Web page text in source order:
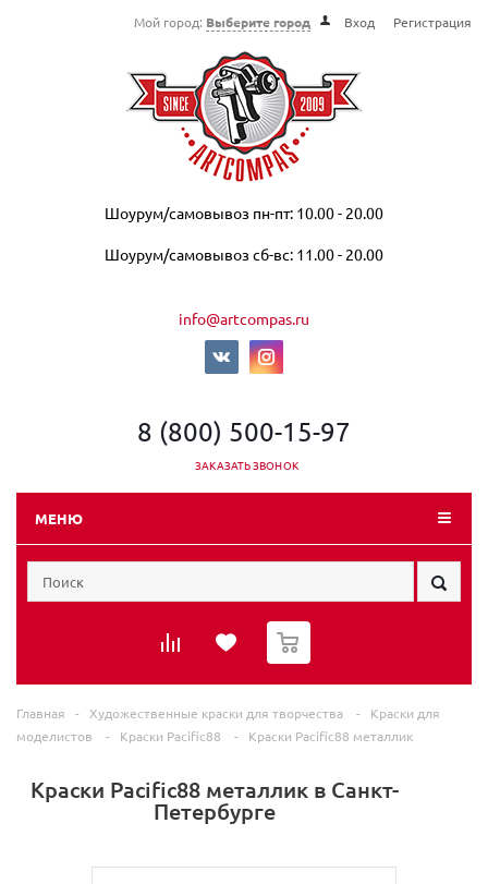
Мой город: Выберите город Вход Регистрация
Шоурум/самовывоз пн-пт: 10.00 - 20.00
Шоурум/самовывоз сб-вс: 11.00 - 20.00
info@artcompas.ru
8 (800) 500-15-97
ЗАКАЗАТЬ ЗВОНОК
МЕНЮ
0
Главная - Художественные краски для творчества -
Краски для
моделистов
- Краски Pacific88 - Краски Pacific88 металлик
Краски Pacific88 металлик в Санкт-
Петербурге